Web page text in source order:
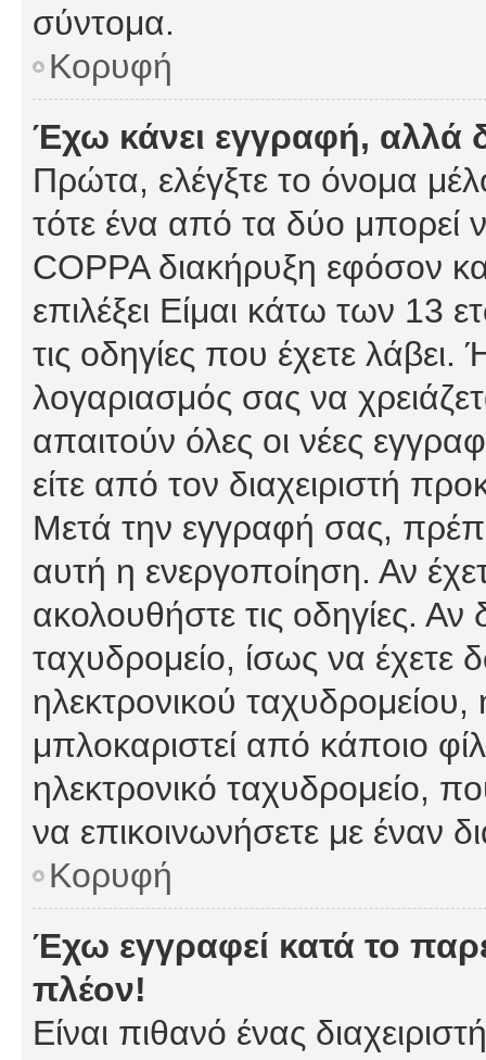
σύντομα.
Κορυφή
Έχω κάνει εγγραφή,
Πρώτα, ελέγξτε το όνομα
τότε ένα από τα δύο μπορεί
COPPA διακήρυξη εφόσον
επιλέξει Είμαι κάτω των 13
τις οδηγίες που έχετε λάβει.
λογαριασμός σας να
απαιτούν όλες οι νέες
είτε από τον διαχειριστή
Μετά την εγγραφή σας,
αυτή η ενεργοποίηση. Αν
ακολουθήστε τις οδηγίες. Αν
ταχυδρομείο, ίσως να έχετε
ηλεκτρονικού ταχυδρομείου,
μπλοκαριστεί από κάποιο
ηλεκτρονικό ταχυδρομείο,
να επικοινωνήσετε με έναν
Κορυφή
Έχω εγγραφεί κατά το
πλέον!
Είναι πιθανό ένας